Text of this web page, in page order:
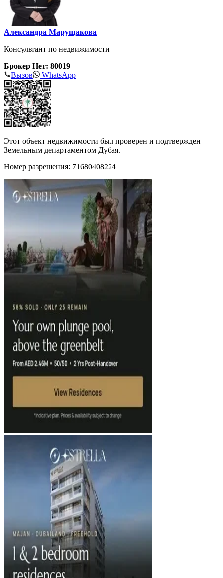
Александра Марущакова
Консультант по недвижимости
Брокер Нет: 80019
Вызов
WhatsApp
Этот объект недвижимости был проверен и подтвержден
Земельным департаментом Дубая.
Номер разрешения: 71680408224